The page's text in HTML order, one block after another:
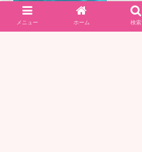
メニュー ホーム 検索